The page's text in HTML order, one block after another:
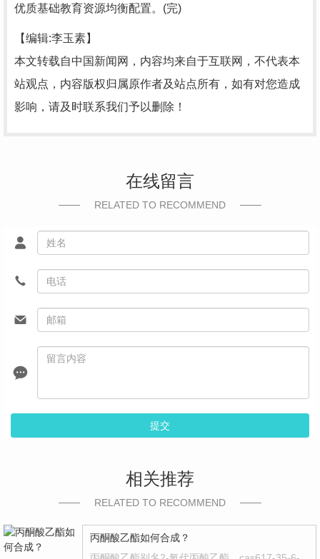
优质基础教育资源均衡配置。(完)
【编辑:李玉素】
本文转载自中国新闻网，内容均来自于互联网，不代表本
站观点，内容版权归属原作者及站点所有，如有对您造成
影响，请及时联系我们予以删除！
在线留言
RELATED TO RECOMMEND
提交
相关推荐
RELATED TO RECOMMEND
丙酮酸乙酯如何合成？